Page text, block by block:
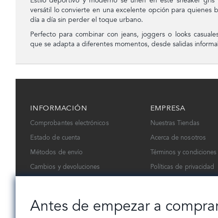
versátil lo convierte en una excelente opción para quienes
día a día sin perder el toque urbano.
Perfecto para combinar con jeans, joggers o looks
que se adapta a diferentes momentos, desde salidas
INFORMACIÓN
Comprobantes electrónicos
Estado de cuenta
Métodos de envío
Cambios y devoluciones
EMPRESA
Nuestras Tiendas
Acerca de nosotros
Términos y
Políticas de privacidad
Antes de empezar a